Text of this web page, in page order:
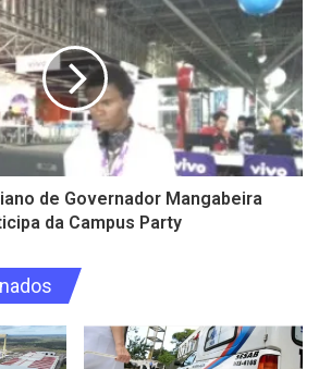
de Governador Mangabeira
da Campus Party